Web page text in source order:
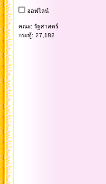
ออฟไลน์
คณะ: รัฐศาสตร์
กระทู้: 27,182